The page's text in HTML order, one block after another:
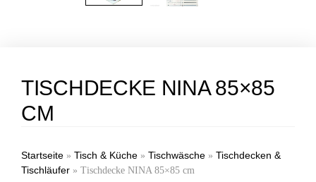
TISCHDECKE NINA 85×85
CM
Startseite » Tisch & Küche » Tischwäsche » Tischdecken &
Tischläufer » Tischdecke NINA 85×85 cm